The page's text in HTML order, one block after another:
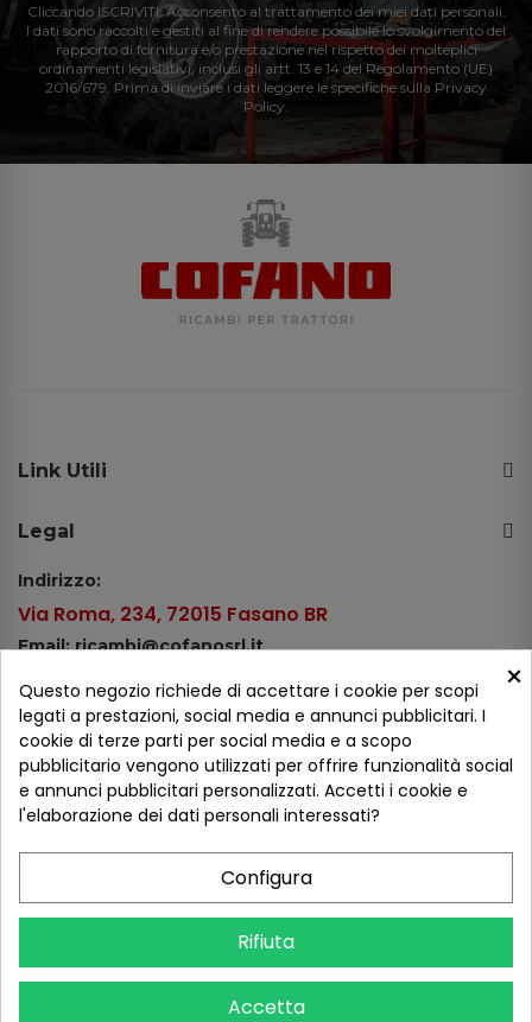
Cliccando ISCRIVITI: Acconsento al trattamento dei miei dati personali.
I dati sono raccolti e gestiti al fine di rendere possibile lo svolgimento del
rapporto di fornitura e/o prestazione nel rispetto dei molteplici
ordinamenti legislativi, inclusi gli artt. 13 e 14 del Regolamento (UE)
2016/679. Prima di inviare i dati leggere le specifiche sulla Privacy
Policy.
Link Utili
Legal
Indirizzo:
Via Roma, 234, 72015 Fasano BR
Email: ricambi@cofanosrl.it
Tel.: +39 080 44 13 478
WhatsApp: +39 334 98 51 100
Metodi di pagamento
×
Questo negozio richiede di accettare i cookie per scopi
legati a prestazioni, social media e annunci pubblicitari. I
cookie di terze parti per social media e a scopo
pubblicitario vengono utilizzati per offrire funzionalità social
e annunci pubblicitari personalizzati. Accetti i cookie e
l'elaborazione dei dati personali interessati?
Configura
Rifiuta
Accetta